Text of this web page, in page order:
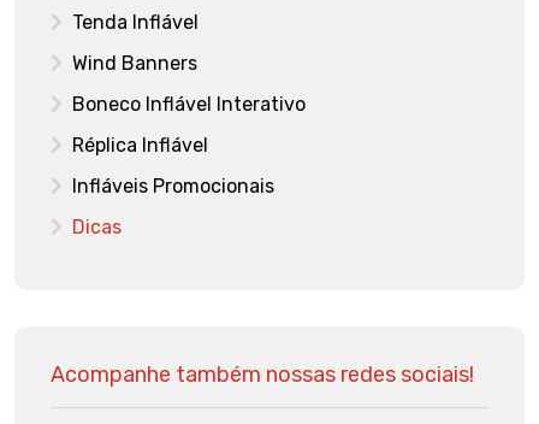
Tenda Inflável
Wind Banners
Boneco Inflável Interativo
Réplica Inflável
Infláveis Promocionais
Dicas
Acompanhe também nossas redes sociais!